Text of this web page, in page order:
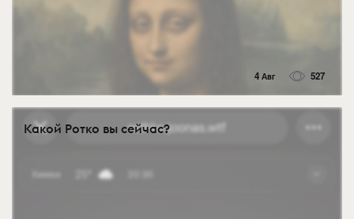
4 Авг 527
Какой Ротко вы сейчас?